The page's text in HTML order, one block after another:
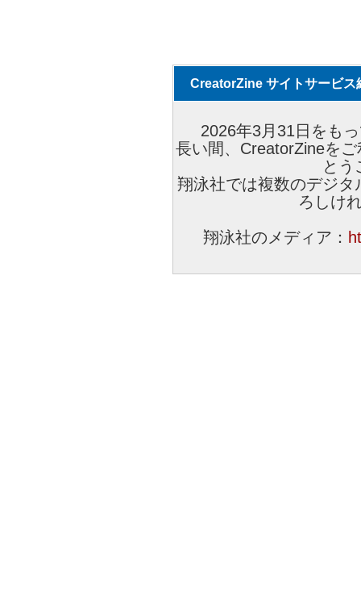
CreatorZine サイトサービス
2026年3月31日をも
長い間、CreatorZineを
とう
翔泳社では複数のデジ
ろしけ
翔泳社のメディア：